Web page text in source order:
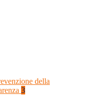
della
3